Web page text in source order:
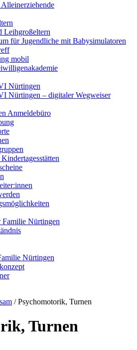
Leihgroßeltern
für Jugendliche mit Babysimulatoren
mobil
Nürtingen
Nürtingen – digitaler Wegweiser
Anmeldebüro
Familie Nürtingen
Nürtingen
/Psychomotorik, Turnen
Turnen